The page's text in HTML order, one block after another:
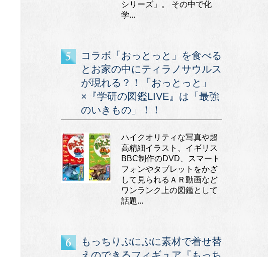
シリーズ」。 その中で化
学...
コラボ「おっとっと」を食べる
とお家の中にティラノサウルス
が現れる？！「おっとっと」
×『学研の図鑑LIVE』は「最強
のいきもの」！！
ハイクオリティな写真や超
高精細イラスト、イギリス
BBC制作のDVD、スマート
フォンやタブレットをかざ
して見られるＡＲ動画など
ワンランク上の図鑑として
話題...
もっちりぷにぷに素材で着せ替